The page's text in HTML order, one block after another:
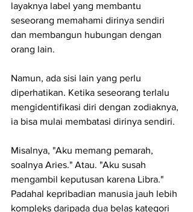
layaknya label yang membantu
seseorang memahami dirinya sendiri
dan membangun hubungan dengan
orang lain.
Namun, ada sisi lain yang perlu
diperhatikan. Ketika seseorang terlalu
mengidentifikasi diri dengan zodiaknya,
ia bisa mulai membatasi dirinya sendiri.
Misalnya, "Aku memang pemarah,
soalnya Aries." Atau. "Aku susah
mengambil keputusan karena Libra."
Padahal kepribadian manusia jauh lebih
kompleks daripada dua belas kategori